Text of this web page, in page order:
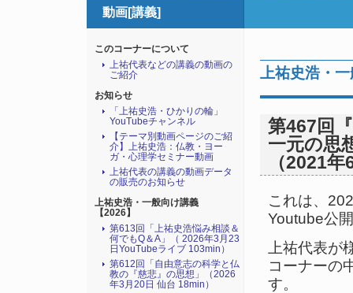
動画[講義]
上祐史浩・
第467回
一元の思
（2021
これは、
Youtube公
上祐代表
コーナーの
す。
このコーナーについて
上祐代表などの講義の動画の
ご紹介
お知らせ
「上祐史浩・ひかりの輪」
YouTubeチャンネル
【テーマ別動画ページのご紹
介】上祐史浩：仏教・ヨー
ガ・心理学セミナー動画
上祐代表の講義の動画データ
の販売のお知らせ
上祐史浩・一般向け講義
【2026】
第613回「上祐史浩悩み相談＆
何でもQ＆A」（ 2026年3月23
日YouTubeライブ 103min）
第612回「自由意志の科学と仏
教の『慈悲』の思想」（2026
年3月20日 仙台 18min）